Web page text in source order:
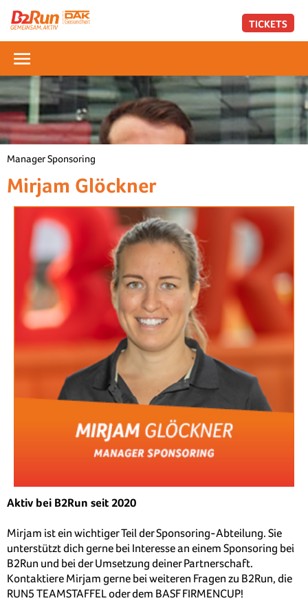
TICKETS
Manager Sponsoring
Mirjam Glöckner
Aktiv bei B2Run seit 2020
Mirjam ist ein wichtiger Teil der Sponsoring-Abteilung. Sie
unterstützt dich gerne bei Interesse an einem Sponsoring bei
B2Run und bei der Umsetzung deiner Partnerschaft.
Kontaktiere Mirjam gerne bei weiteren Fragen zu B2Run, die
RUN5 TEAMSTAFFEL oder dem BASF FIRMENCUP!